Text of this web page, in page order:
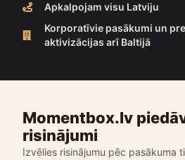
Apkalpojam visu Latviju
Korporatīvie pasākumi un
aktivizācijas arī Baltijā
Momentbox.lv
risinājumi
Izvēlies risinājumu pēc pasākuma